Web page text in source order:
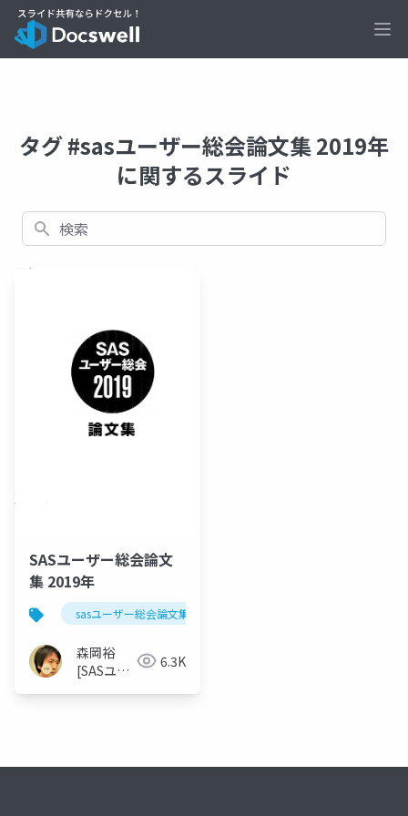
タグ #sasユーザー総会論文集 2019年
に関するスライド
検索
SASユーザー総会論文
集 2019年
sasユーザー総会論文集 2019年
森岡裕
[SASユー
6.3K